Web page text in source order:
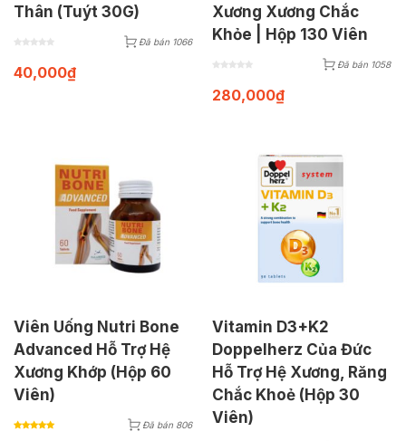
Thân (Tuýt 30G)
Đã bán 1066
40,000₫
Xương Xương Chắc
Khỏe | Hộp 130 Viên
Đã bán 1058
280,000₫
Viên Uống Nutri Bone
Advanced Hỗ Trợ Hệ
Xương Khớp (Hộp 60
Viên)
Đã bán 806
Vitamin D3+K2
Doppelherz Của Đức
Hỗ Trợ Hệ Xương, Răng
Chắc Khoẻ (Hộp 30
Viên)